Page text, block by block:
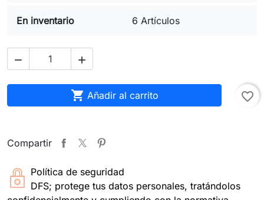
En inventario 6 Artículos
 
 Añadir al carrito favorite_border
Compartir
Política de seguridad
DFS; protege tus datos personales, tratándolos